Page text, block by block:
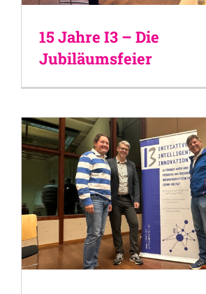
15 Jahre I3 – Die
Jubiläumsfeier